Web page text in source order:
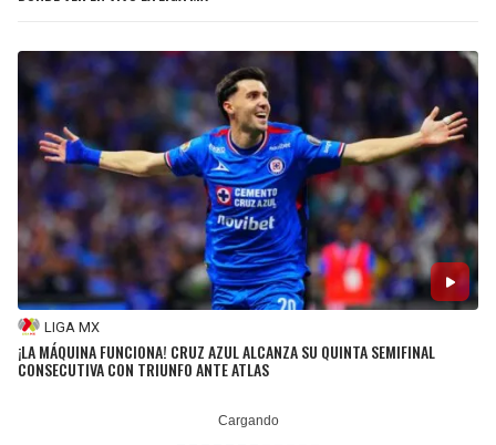
LIGA MX
¡LA MÁQUINA FUNCIONA! CRUZ AZUL ALCANZA SU QUINTA SEMIFINAL
CONSECUTIVA CON TRIUNFO ANTE ATLAS